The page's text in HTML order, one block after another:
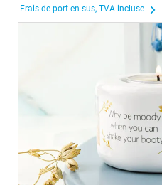
Frais de port en sus, TVA incluse